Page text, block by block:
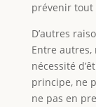
prévenir tout
D’autres
Entre autres,
nécessité
principe, ne
ne pas en